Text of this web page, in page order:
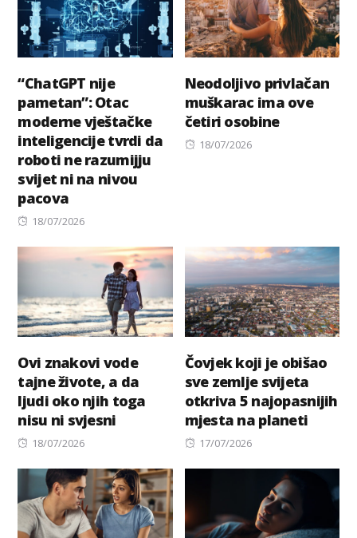
“ChatGPT nije
pametan”: Otac
moderne vještačke
inteligencije tvrdi da
roboti ne razumijju
svijet ni na nivou
pacova
Posted
18/07/2026
Neodoljivo privlačan
muškarac ima ove
četiri osobine
Posted
18/07/2026
Ovi znakovi vode
tajne živote, a da
ljudi oko njih toga
nisu ni svjesni
Posted
18/07/2026
Čovjek koji je obišao
sve zemlje svijeta
otkriva 5 najopasnijih
mjesta na planeti
Posted
17/07/2026